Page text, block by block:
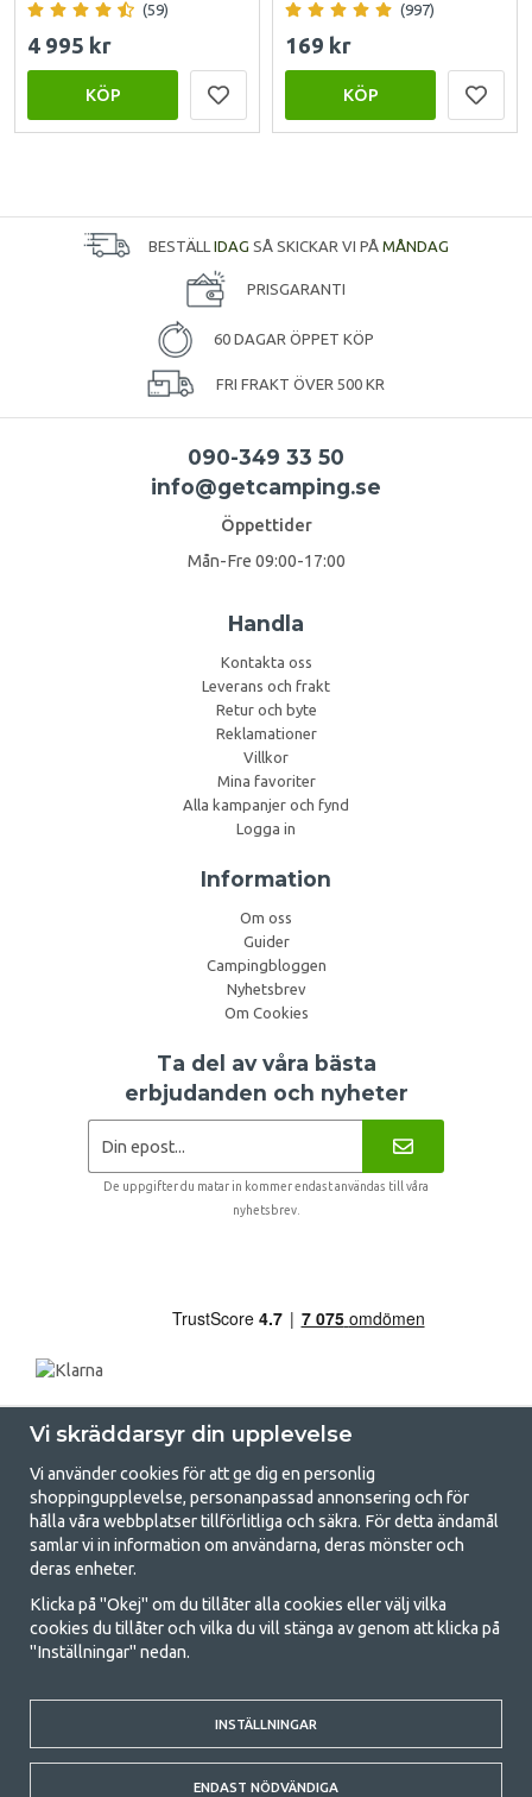
(59)
4 995 kr
KÖP
(997)
169 kr
KÖP
BESTÄLL IDAG SÅ SKICKAR VI PÅ MÅNDAG
PRISGARANTI
60 DAGAR ÖPPET KÖP
FRI FRAKT ÖVER 500 KR
090-349 33 50
info@getcamping.se
Öppettider
Mån-Fre 09:00-17:00
Handla
Kontakta oss
Leverans och frakt
Retur och byte
Reklamationer
Villkor
Mina favoriter
Alla kampanjer och fynd
Logga in
Information
Om oss
Guider
Campingbloggen
Nyhetsbrev
Om Cookies
Ta del av våra bästa
erbjudanden och nyheter
De uppgifter du matar in kommer endast användas till våra
nyhetsbrev.
GetCamping.se - Din butik för camping
och uteliv
Att campa kan antingen vara en livsstil eller ett sätt att samla familjen
för ett gemensamt äventyr. Oavsett vilken kategori du tillhör hittar du
med att campa så därför erbjuder vi riktigt bra priser på familjetält,
husvagnstält och all annan utrustning för camping och friluftsliv. Vårt
mål är att i varje priskategori erbjuda den bästa campingutrustningen
gällande kvalitet och funktionalitet. Ta gärna kontakt med oss om det
är något du saknar eller vill veta mer om.
Vi skräddarsyr din upplevelse
Vi använder cookies för att ge dig en personlig
shoppingupplevelse, personanpassad annonsering och för
hålla våra webbplatser tillförlitliga och säkra. För detta ändamål
samlar vi in information om användarna, deras mönster och
deras enheter.
Klicka på "Okej" om du tillåter alla cookies eller välj vilka
cookies du tillåter och vilka du vill stänga av genom att klicka på
"Inställningar" nedan.
INSTÄLLNINGAR
ENDAST NÖDVÄNDIGA